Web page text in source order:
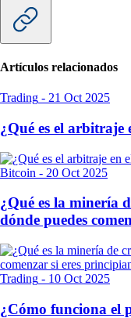
Artículos relacionados
Trading - 21 Oct 2025
¿Qué es el arbitraje
Bitcoin - 20 Oct 2025
¿Qué es la minería
dónde puedes
Trading - 10 Oct 2025
¿Cómo funciona el